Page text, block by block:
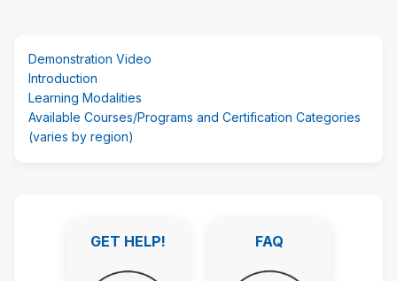
(nouveau
bloc
HTML)
Demonstration Video
Introduction
Learning Modalities
Available Courses/Programs and Certification Categories
(varies by region)
recommandésGET HELP! FAQ